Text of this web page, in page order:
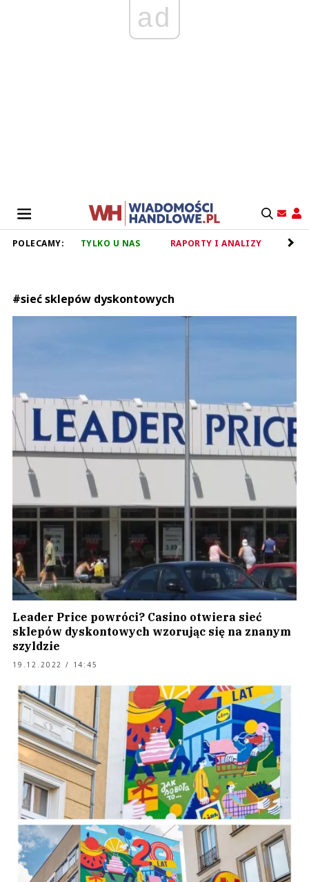
ad
POLECAMY: TYLKO U NAS RAPORTY I ANALIZY
#sieć sklepów dyskontowych
Leader Price powróci? Casino otwiera sieć
sklepów dyskontowych wzorując się na znanym
szyldzie
19.12.2022 / 14:45